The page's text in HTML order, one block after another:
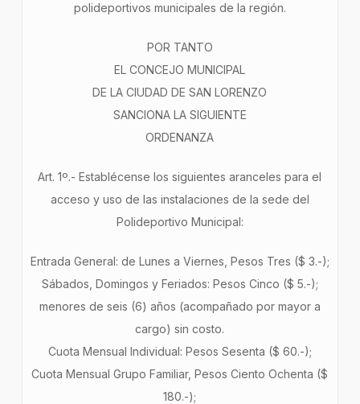
polideportivos municipales de la región.
POR TANTO
EL CONCEJO MUNICIPAL
DE LA CIUDAD DE SAN LORENZO
SANCIONA LA SIGUIENTE
ORDENANZA
Art. 1º.- Establécense los siguientes aranceles para el
acceso y uso de las instalaciones de la sede del
Polideportivo Municipal:
Entrada General: de Lunes a Viernes, Pesos Tres ($ 3.-);
Sábados, Domingos y Feriados: Pesos Cinco ($ 5.-);
menores de seis (6) años (acompañado por mayor a
cargo) sin costo.
Cuota Mensual Individual: Pesos Sesenta ($ 60.-);
Cuota Mensual Grupo Familiar, Pesos Ciento Ochenta ($
180.-);